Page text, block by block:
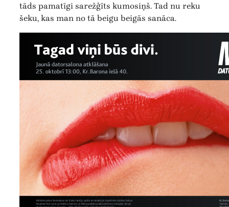
tāds pamatīgi sarežģīts kumosiņš. Tad nu reku
šeku, kas man no tā beigu beigās sanāca.